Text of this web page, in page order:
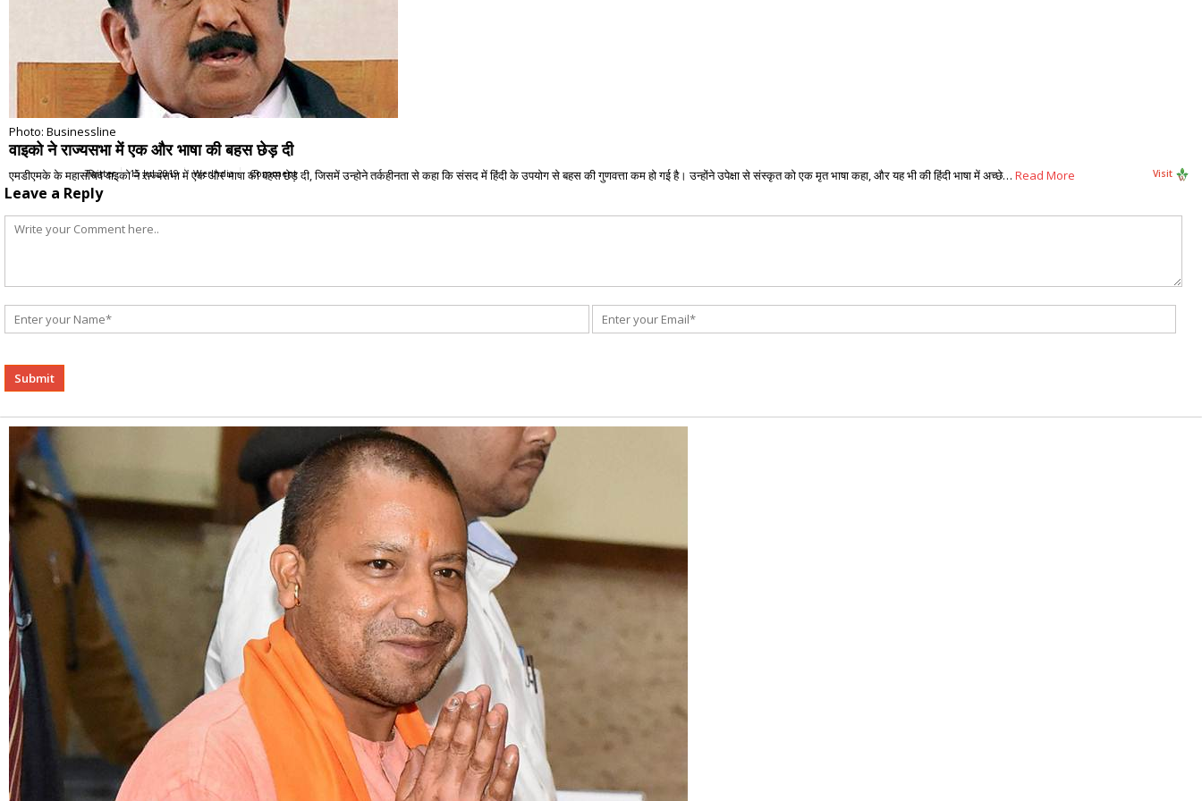
Photo: Businessline
वाइको ने राज्यसभा में एक और भाषा की बहस छेड़ दी
एमडीएमके के महासचिव वाइको ने राज्यसभा में एक और भाषा की बहस छेड़ दी, जिसमें उन्होने तर्कहीनता से कहा कि संसद में हिंदी के उपयोग से बहस की गुणवत्ता कम हो गई है। उन्होंने उपेक्षा से संस्कृत को एक मृत भाषा कहा, और यह भी की हिंदी भाषा में अच्छे… Read More
Twitter 15 Jul 2019 WerIndia Comment Visit
Leave a Reply
Alternative: